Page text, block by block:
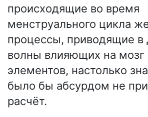
происходящие во время
менструального цикла
процессы, приводящие в
волны влияющих на мозг
элементов, настолько
было бы абсурдом не
расчёт.